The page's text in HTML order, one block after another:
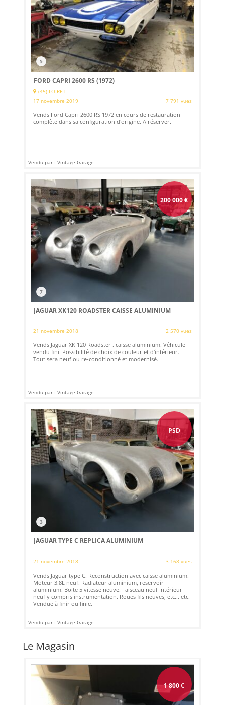
5
FORD CAPRI 2600 RS (1972)
(45) LOIRET
17 novembre 2019
7 791 vues
Vends Ford Capri 2600 RS 1972 en cours de restauration
complète dans sa configuration d'origine. A réserver.
Vendu par : Vintage-Garage
200 000€
7
JAGUAR XK120 ROADSTER CAISSE ALUMINIUM
21 novembre 2018 2 570 vues
Vends Jaguar XK 120 Roadster . caisse aluminium. Véhicule
vendu fini. Possibilité de choix de couleur et d'intérieur.
Tout sera neuf ou re-conditionné et modernisé.
Vendu par : Vintage-Garage
PSD
3
JAGUAR TYPE C REPLICA ALUMINIUM
21 novembre 2018 3 168 vues
Vends Jaguar type C. Reconstruction avec caisse aluminium.
Moteur 3.8L neuf. Radiateur aluminium, reservoir
aluminium. Boite 5 vitesse neuve. Faisceau neuf Intérieur
neuf y compris instrumentation. Roues fils neuves, etc... etc.
Vendue à finir ou finie.
Vendu par : Vintage-Garage
Le Magasin
1 800€